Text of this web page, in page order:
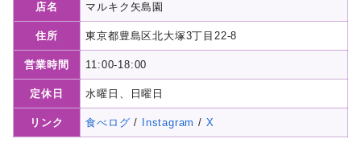
店名 マルキク矢島園
住所 東京都豊島区北大塚3丁目22-8
営業時間 11:00-18:00
定休日 水曜日、日曜日
リンク 食べログ / Instagram / X